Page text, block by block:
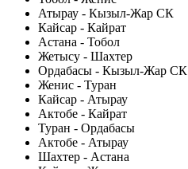
Атырау - Кызыл-Жар СК
Кайсар - Кайрат
Астана - Тобол
Жетысу - Шахтер
Ордабасы - Кызыл-Жар СК
Женис - Туран
Кайсар - Атырау
Актобе - Кайрат
Туран - Ордабасы
Актобе - Атырау
Шахтер - Астана